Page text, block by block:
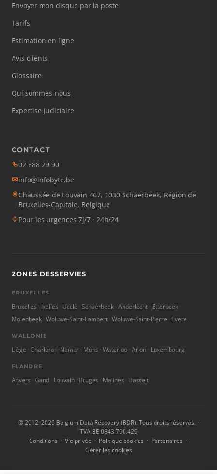
Envoyer mon disque par la poste
Tarifs
Estimation en ligne
Avis clients
Glossaire
Qui sommes-nous
Expertise judiciaire
CONTACT
02 888 29 90
info@infobyte.be
Chaussée de Louvain 467, 1030 Schaerbeek, Région de
Bruxelles-Capitale, Belgique
Pour les urgences 7j/7 · 24h/24
ZONES DESSERVIES
BRUXELLES
Bruxelles Ixelles Uccle Schaerbeek Anderlecht Etterbeek
Molenbeek Woluwe-Saint-Lambert Woluwe-Saint-Pierre Evere
WALLONIE
Liège Charleroi Namur Mons Waterloo Arlon Luxembourg
FLANDRE
Anvers Gand Louvain Bruges Malines Hasselt
© 2012–2026 Belgium Data Recovery (BDR). Tous droits réservés. ·
TVA BE 0843.790.429
Conditions · Vie privée · Politique cookies · Partenaires ·
Gérer les cookies